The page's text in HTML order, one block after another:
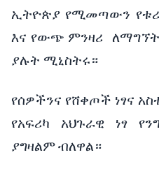
ኢትዮጵያ የሚመጣውን
እና የውጭ ምንዛሪ ለማግኘት
ያሉት ሚኒስትሩ።
የሰዎችንና የሸቀጦች ነፃና
የአፍሪካ
አህጉራዊ ነፃ
ያግዛልምብለዋል።